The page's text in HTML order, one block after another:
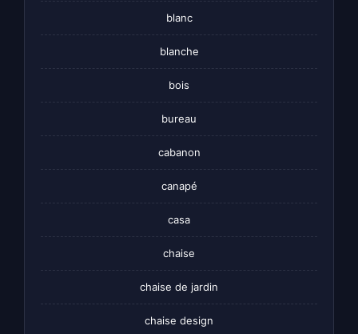
blanc
blanche
bois
bureau
cabanon
canapé
casa
chaise
chaise de jardin
chaise design